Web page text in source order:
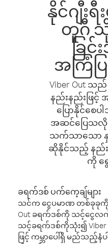
နိုင်ဂျီးရီ
တူဂီ သို့
ခြ
အကြံပ
Viber Out
နည်းနည်းဖြင့်
ပြောနိုင်စေ
အဆင်ပြေသလို
သက်သာသော နှုန်
ဆိုနိုင်သည့် နည်း
ကို ရွ
ခရက်ဒစ် ပက်ကေ့ချ်များ
သင်က ငွေပမာဏ တစ်ခုခု
Out ခရက်ဒစ်ကို သင့်ငွေ
သင့်ခရက်ဒစ်ကိုသုံး၍ Viber
ဖြင့် ကမ္ဘာပေါ်ရှိ မည်သည့်